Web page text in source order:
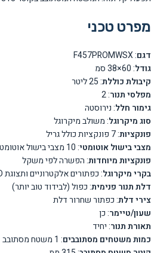
מפרט טכני
דגם: F457PROMWSX
גודל: 60×38 סמ
קיבולת כוללת: 25 ליטר
מפלסי תנור: 2
גימור חלל: נירוסטה
סוג מיקרוגל: משולב מיקרוגל
פונקציות: 7 פונקציות כולל גריל
מצבי בישול אוטומטי: 10 מצבי בישול אוטומטיים
פונקציות מיוחדות: הפשרה לפי משקל
בקרי מיקרוגל: כפתורים אלקטרוניים ותצוגת LED
דלת תנור פנימית: כפול (לבידוד טוב יותר)
צירי דלת: כפתור שחרור דלת
שעון/טיימר: כן
תאורת תנור: יחיד
כמות משטחים מסתובבים: 1 משטח מסתובב